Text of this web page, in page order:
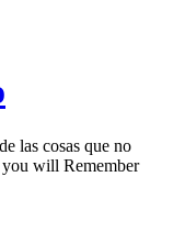
las cosas que no
will Remember